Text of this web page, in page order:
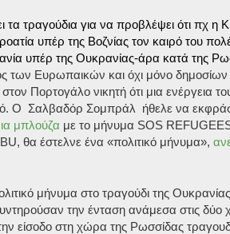
τα τραγούδια για να προβλέψει ότι πχ η
υπέρ της Βοζνίας τον καιρό του
υπέρ της Ουκρανίας-άρα κατά της
των Ευρωπαικών και όχι μόνο
Πορτογάλο νικητή ότι μια ενέργεια
Ο Σαλβαδόρ Σομπράλ ήθελε να
μπλούζα με το μήνυμα SOS
θα έστελνε ένα «πολιτικό μήνυμα»,
μήνυμα στο τραγούδι της
την ένταση ανάμεσα στις
είσοδο στη χώρα της Ρωσσίδας